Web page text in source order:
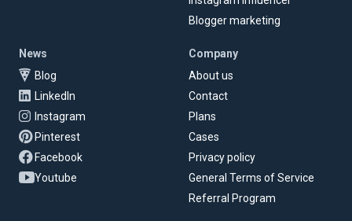
Blogger marketing
News
Blog
LinkedIn
Instagram
Pinterest
Facebook
Youtube
Company
About us
Contact
Plans
Cases
Privacy policy
General Terms of Service
Referral Program